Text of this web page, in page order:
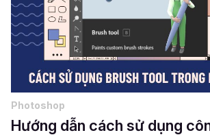
Photoshop
Hướng dẫn cách sử dụng